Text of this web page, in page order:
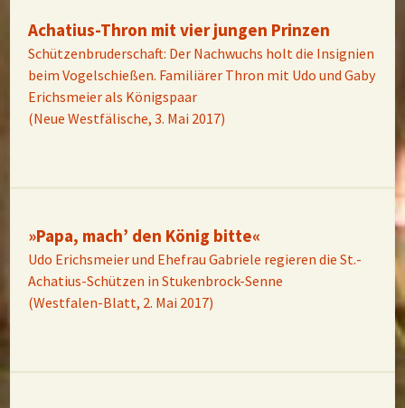
Achatius-Thron mit vier jungen Prinzen
Schützenbruderschaft: Der Nachwuchs holt die Insignien
beim Vogelschießen. Familiärer Thron mit Udo und Gaby
Erichsmeier als Königspaar
(Neue Westfälische, 3. Mai 2017)
»Papa, mach’ den König bitte«
Udo Erichsmeier und Ehefrau Gabriele regieren die St.-
Achatius-Schützen in Stukenbrock-Senne
(Westfalen-Blatt, 2. Mai 2017)